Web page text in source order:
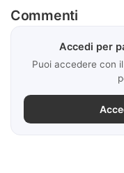
Commenti
Accedi per
Puoi accedere con